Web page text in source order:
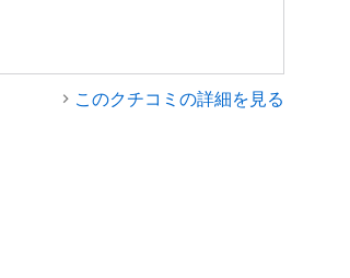
このクチコミの詳細を見る